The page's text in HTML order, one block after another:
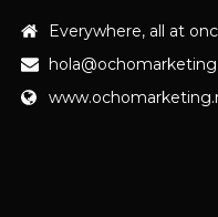
Everywhere, all at